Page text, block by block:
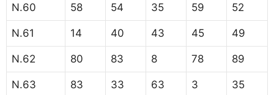
N.60 58 54 35 59 52
N.61 14 40 43 45 49
N.62 80 83 8 78 89
N.63 83 33 63 3 35